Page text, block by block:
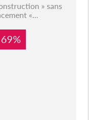
» sans
«...
69%